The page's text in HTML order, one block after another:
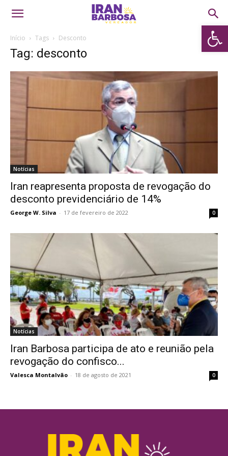
Abrir
Início Tags Desconto
Tag: desconto
Notícias
Iran reapresenta proposta de revogação do
desconto previdenciário de 14%
George W. Silva - 17 de fevereiro de 2022 0
Notícias
Iran Barbosa participa de ato e reunião pela
revogação do confisco...
Valesca Montalvão - 18 de agosto de 2021 0